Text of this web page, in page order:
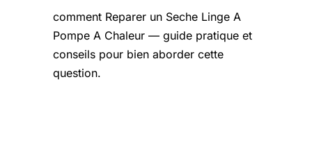
comment Reparer un Seche Linge A
Pompe A Chaleur — guide pratique et
conseils pour bien aborder cette
question.